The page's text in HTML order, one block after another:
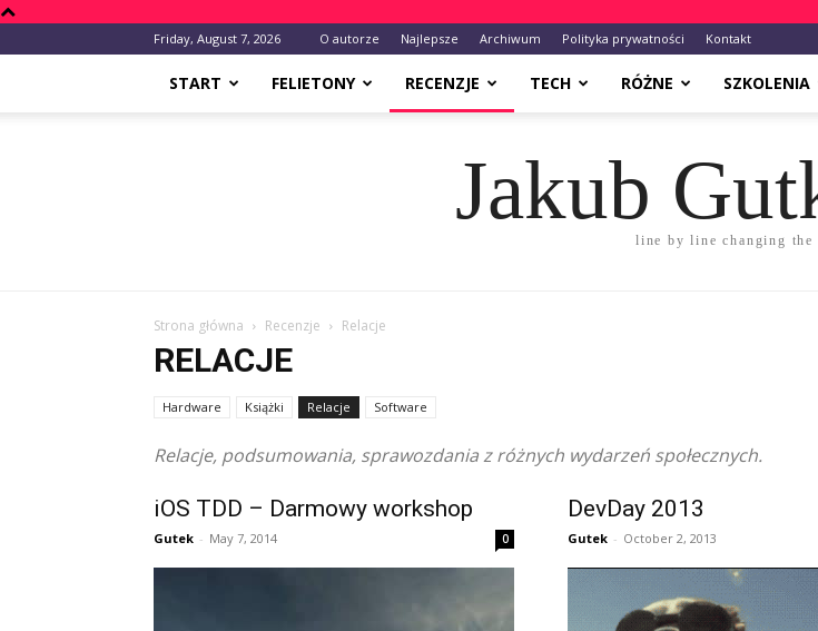
Friday, August 7, 2026 O autorze Najlepsze Archiwum Polityka prywatności Kontakt
START FELIETONY RECENZJE TECH RÓŻNE SZKOLENIA
Jakub
line by line changing the
Strona główna Recenzje Relacje
RELACJE
Hardware Książki Relacje Software
Relacje, podsumowania, sprawozdania z różnych wydarzeń społecznych.
iOS TDD – Darmowy workshop
Gutek - May 7, 2014 0
DevDay 2013
Gutek - October 2, 2013